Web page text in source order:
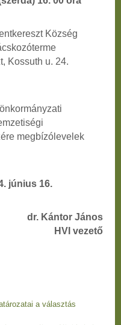
Község
Kossuth u. 24.
megbízólevelek
június 16.
dr. Kántor János
HVI vezető
a választás